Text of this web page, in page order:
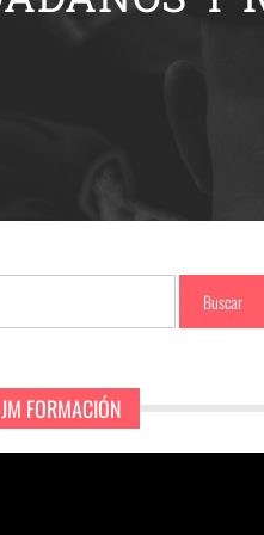
JM FORMACIÓN